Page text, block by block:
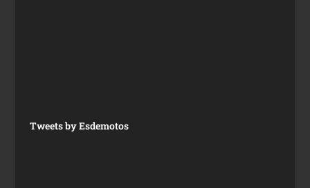
Tweets by Esdemotos